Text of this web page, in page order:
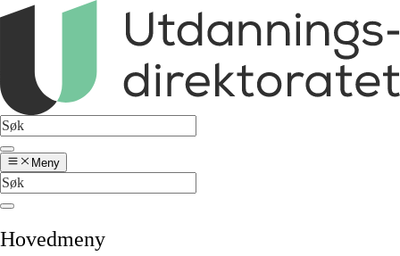
Meny
Hovedmeny